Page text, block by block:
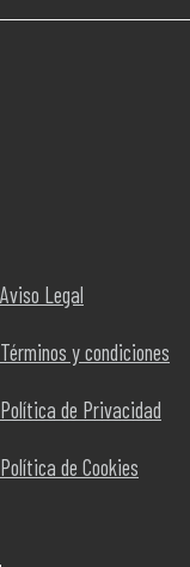
Aviso Legal
Términos y condiciones
Política de Privacidad
Política de Cookies